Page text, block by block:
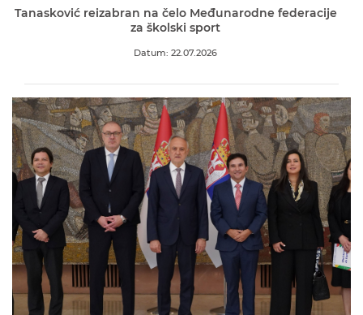
Tanasković reizabran na čelo Međunarodne federacije
za školski sport
Datum: 22.07.2026